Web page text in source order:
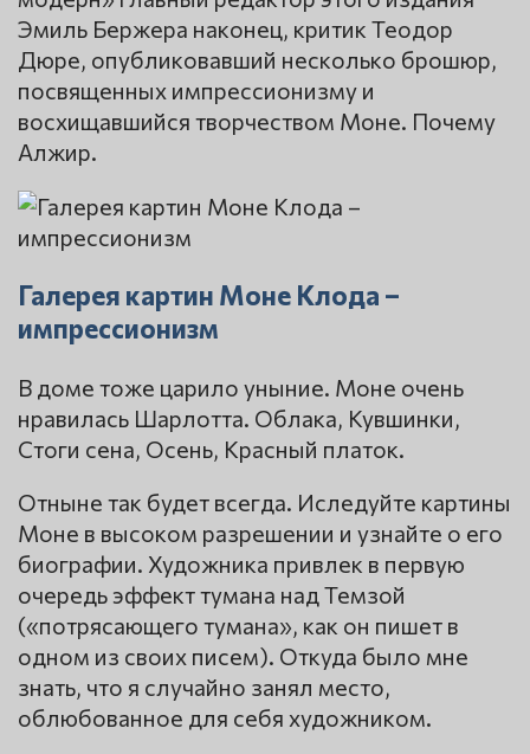
Эмиль Бержера наконец, критик Теодор
Дюре, опубликовавший несколько брошюр,
посвященных импрессионизму и
восхищавшийся творчеством Моне. Почему
Алжир.
Галерея картин Моне Клода –
импрессионизм
В доме тоже царило уныние. Моне очень
нравилась Шарлотта. Облака, Кувшинки,
Стоги сена, Осень, Красный платок.
Отныне так будет всегда. Иследуйте картины
Моне в высоком разрешении и узнайте о его
биографии. Художника привлек в первую
очередь эффект тумана над Темзой
(«потрясающего тумана», как он пишет в
одном из своих писем). Откуда было мне
знать, что я случайно занял место,
облюбованное для себя художником.